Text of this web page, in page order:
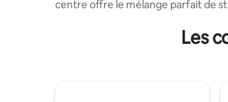
centre offre le mélange parfait de
et décorés avec goût CuisineLes